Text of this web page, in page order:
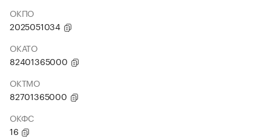
ОКПО
2025051034
ОКАТО
82401365000
ОКТМО
82701365000
ОКФС
16